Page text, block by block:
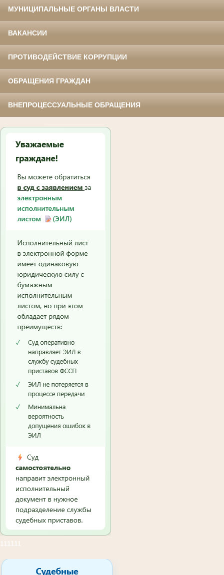
МУНИЦИПАЛЬНЫЕ ОРГАНЫ ВЛАСТИ
ВАКАНСИИ
ПРОТИВОДЕЙСТВИЕ КОРРУПЦИИ
ОБРАЩЕНИЯ ГРАЖДАН
ВНЕПРОЦЕССУАЛЬНЫЕ ОБРАЩЕНИЯ